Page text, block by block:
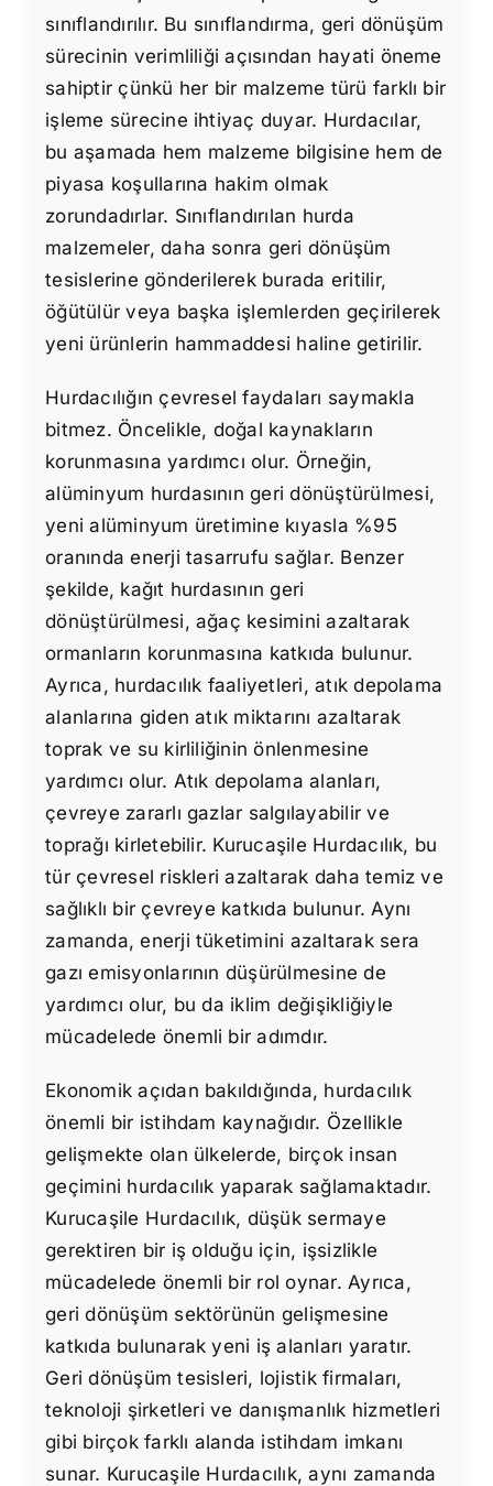
sınıflandırılır. Bu sınıflandırma, geri dönüşüm
sürecinin verimliliği açısından hayati öneme
sahiptir çünkü her bir malzeme türü farklı bir
işleme sürecine ihtiyaç duyar. Hurdacılar,
bu aşamada hem malzeme bilgisine hem de
piyasa koşullarına hakim olmak
zorundadırlar. Sınıflandırılan hurda
malzemeler, daha sonra geri dönüşüm
tesislerine gönderilerek burada eritilir,
öğütülür veya başka işlemlerden geçirilerek
yeni ürünlerin hammaddesi haline getirilir.
Hurdacılığın çevresel faydaları saymakla
bitmez. Öncelikle, doğal kaynakların
korunmasına yardımcı olur. Örneğin,
alüminyum hurdasının geri dönüştürülmesi,
yeni alüminyum üretimine kıyasla %95
oranında enerji tasarrufu sağlar. Benzer
şekilde, kağıt hurdasının geri
dönüştürülmesi, ağaç kesimini azaltarak
ormanların korunmasına katkıda bulunur.
Ayrıca, hurdacılık faaliyetleri, atık depolama
alanlarına giden atık miktarını azaltarak
toprak ve su kirliliğinin önlenmesine
yardımcı olur. Atık depolama alanları,
çevreye zararlı gazlar salgılayabilir ve
toprağı kirletebilir. Kurucaşile Hurdacılık, bu
tür çevresel riskleri azaltarak daha temiz ve
sağlıklı bir çevreye katkıda bulunur. Aynı
zamanda, enerji tüketimini azaltarak sera
gazı emisyonlarının düşürülmesine de
yardımcı olur, bu da iklim değişikliğiyle
mücadelede önemli bir adımdır.
Ekonomik açıdan bakıldığında, hurdacılık
önemli bir istihdam kaynağıdır. Özellikle
gelişmekte olan ülkelerde, birçok insan
geçimini hurdacılık yaparak sağlamaktadır.
Kurucaşile Hurdacılık, düşük sermaye
gerektiren bir iş olduğu için, işsizlikle
mücadelede önemli bir rol oynar. Ayrıca,
geri dönüşüm sektörünün gelişmesine
katkıda bulunarak yeni iş alanları yaratır.
Geri dönüşüm tesisleri, lojistik firmaları,
teknoloji şirketleri ve danışmanlık hizmetleri
gibi birçok farklı alanda istihdam imkanı
sunar. Kurucaşile Hurdacılık, aynı zamanda